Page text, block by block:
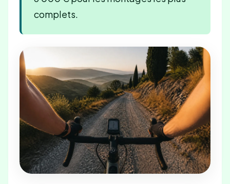
complets.